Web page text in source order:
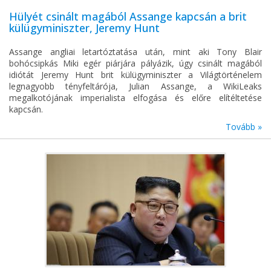
Hülyét csinált magából Assange kapcsán a brit
külügyminiszter, Jeremy Hunt
Assange angliai letartóztatása után, mint aki Tony Blair
bohócsipkás Miki egér piárjára pályázik, úgy csinált magából
idiótát Jeremy Hunt brit külügyminiszter a Világtörténelem
legnagyobb tényfeltárója, Julian Assange, a WikiLeaks
megalkotójának imperialista elfogása és előre elítéltetése
kapcsán.
Tovább »